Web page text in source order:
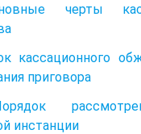
черты
кассационного
приговора
инстанции